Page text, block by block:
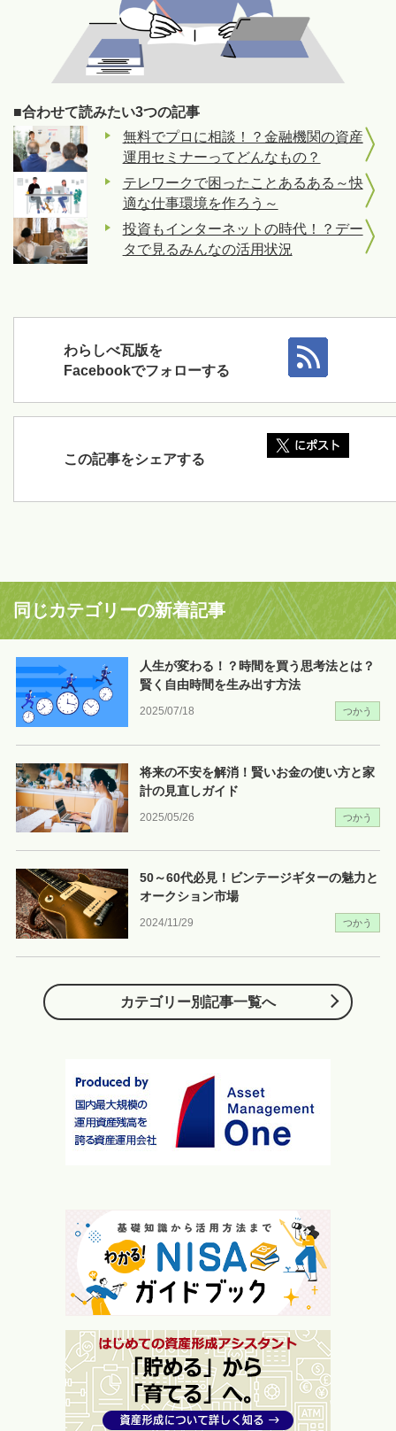
■合わせて読みたい3つの記事
無料でプロに相談！？金融機関の資産
運用セミナーってどんなもの？
テレワークで困ったことあるある～快
適な仕事環境を作ろう～
投資もインターネットの時代！？デー
タで見るみんなの活用状況
わらしべ瓦版を
Facebookでフォローする
この記事をシェアする
同じカテゴリーの新着記事
2025/07/18 つかう
人生が変わる！？時間を買う思考法とは？
賢く自由時間を生み出す方法
2025/05/26 つかう
将来の不安を解消！賢いお金の使い方と家
計の見直しガイド
2024/11/29 つかう
50～60代必見！ビンテージギターの魅力と
オークション市場
カテゴリー別記事一覧へ